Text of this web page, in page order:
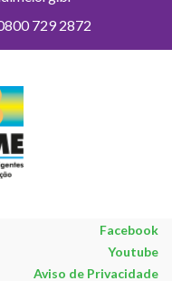
729 2872
Facebook
Youtube
Aviso de Privacidade